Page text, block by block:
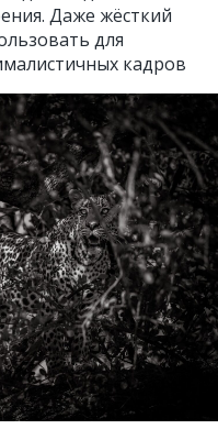
Даже жёсткий
для
кадров